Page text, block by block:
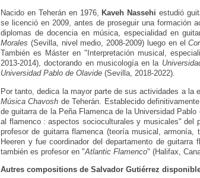
Nacido en Teherán en 1976, Kaveh Nassehi estudió
se licenció en 2009, antes de proseguir una formación
diplomas de docencia en música, especialidad en
Morales (Sevilla, nivel medio, 2008-2009) luego en el
También es Máster en "Interpretación musical,
2013-2014), doctorando en musicología en la
Universidad Pablo de Olavide (Sevilla, 2018-2022).
Por tanto, dedica la mayor parte de sus actividades a la
Música Chavosh de Teherán. Establecido
de guitarra de la Peña Flamenca de la Universidad
al flamenco : aspectos socioculturales y musicales" del
profesor de guitarra flamenca (teoría musical,
Heeren y fue coordinador del departamento de
también es profesor en "Atlantic Flamenco" (Halifax,
Autres compositions de Salvador Gutiérrez